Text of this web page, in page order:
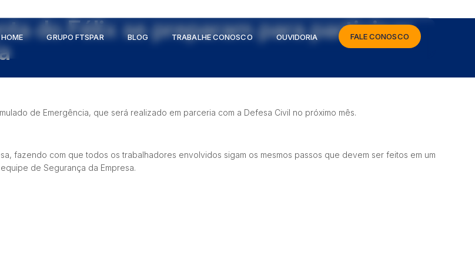
FALE CONOSCO
HOME GRUPO FTSPAR BLOG TRABALHE CONOSCO OUVIDORIA
do Félix se preparam para participar
de Emergência, que será realizado em parceria com a Defesa Civil no próximo mês.
fazendo com que todos os trabalhadores envolvidos sigam os mesmos passos que devem ser feitos em um
de Segurança da Empresa.